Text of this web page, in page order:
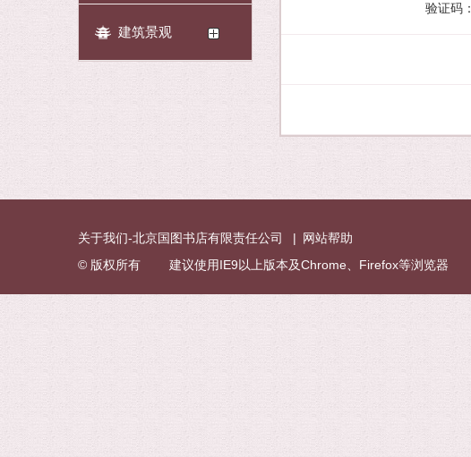
建筑景观
验证码：
关于我们-北京国图书店有限责任公司 | 网站帮助
© 版权所有 建议使用IE9以上版本及Chrome、Firefox等浏览器